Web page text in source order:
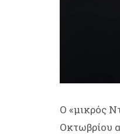
Ο «μικρός
Οκτωβρίου